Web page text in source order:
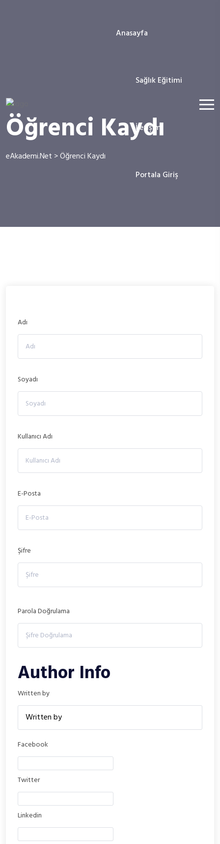
Anasayfa
Sağlık Eğitimi
İletişim
Portala Giriş
Öğrenci Kaydı
eAkademi.Net >Öğrenci Kaydı
Adı
Soyadı
Kullanıcı Adı
E-Posta
Şifre
Parola Doğrulama
Author Info
Written by
Facebook
Twitter
Linkedin